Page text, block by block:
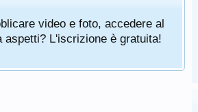
video e foto, accedere al
aspetti? L'iscrizione è gratuita!